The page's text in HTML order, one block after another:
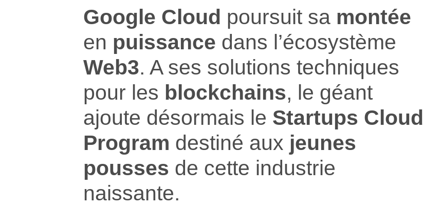
Google Cloud poursuit sa montée
en puissance dans l’écosystème
Web3. A ses solutions techniques
pour les blockchains, le géant
ajoute désormais le Startups Cloud
Program destiné aux jeunes
pousses de cette industrie
naissante.